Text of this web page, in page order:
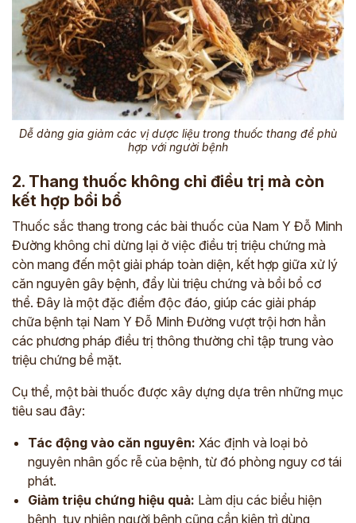
Dễ dàng gia giảm các vị dược liệu trong thuốc thang để phù
hợp với người bệnh
2. Thang thuốc không chỉ điều trị mà còn
kết hợp bồi bổ
Thuốc sắc thang trong các bài thuốc của Nam Y Đỗ Minh
Đường không chỉ dừng lại ở việc điều trị triệu chứng mà
còn mang đến một giải pháp toàn diện, kết hợp giữa xử lý
căn nguyên gây bệnh, đẩy lùi triệu chứng và bồi bổ cơ
thể. Đây là một đặc điểm độc đáo, giúp các giải pháp
chữa bệnh tại Nam Y Đỗ Minh Đường vượt trội hơn hẳn
các phương pháp điều trị thông thường chỉ tập trung vào
triệu chứng bề mặt.
Cụ thể, một bài thuốc được xây dựng dựa trên những mục
tiêu sau đây:
Tác động vào căn nguyên: Xác định và loại bỏ
nguyên nhân gốc rễ của bệnh, từ đó phòng nguy cơ tái
phát.
Giảm triệu chứng hiệu quả: Làm dịu các biểu hiện
bệnh, tuy nhiên người bệnh cũng cần kiên trì dùng